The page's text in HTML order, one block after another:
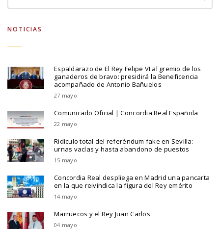
NOTICIAS
Espaldarazo de El Rey Felipe VI al gremio de los
ganaderos de bravo: presidirá la Beneficencia
acompañado de Antonio Bañuelos
27 mayo
Comunicado Oficial | Concordia Real Española
22 mayo
Ridículo total del referéndum fake en Sevilla:
urnas vacías y hasta abandono de puestos
15 mayo
Concordia Real despliega en Madrid una pancarta
en la que reivindica la figura del Rey emérito
14 mayo
Marruecos y el Rey Juan Carlos
04 mayo